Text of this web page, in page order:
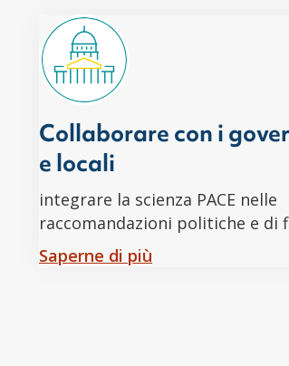
Collaborare con i
e locali
integrare la scienza PACE nelle
raccomandazioni politiche e di
Saperne di più